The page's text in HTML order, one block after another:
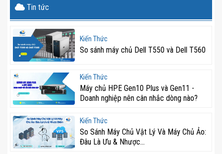
Tin tức
Kiến Thức
So sánh máy chủ Dell T550 và Dell T560
Kiến Thức
Máy chủ HPE Gen10 Plus và Gen11 -
Doanh nghiệp nên cân nhắc dòng nào?
Kiến Thức
So Sánh Máy Chủ Vật Lý Và Máy Chủ Ảo:
Đâu Là Ưu & Nhược...